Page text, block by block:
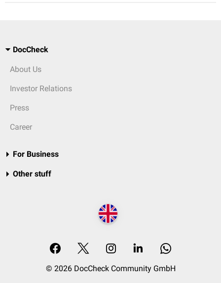
DocCheck
About Us
Investor Relations
Press
Career
For Business
Other stuff
© 2026 DocCheck Community GmbH